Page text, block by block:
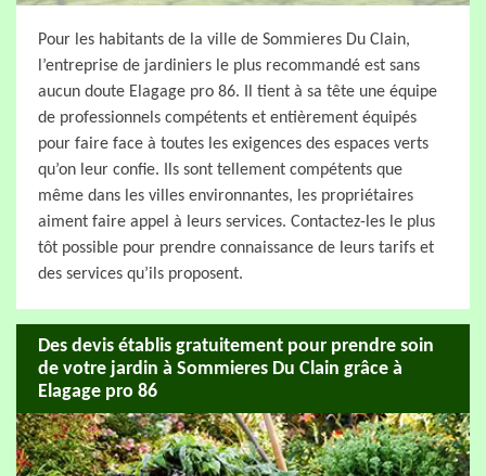
Pour les habitants de la ville de Sommieres Du Clain,
l’entreprise de jardiniers le plus recommandé est sans
aucun doute Elagage pro 86. Il tient à sa tête une équipe
de professionnels compétents et entièrement équipés
pour faire face à toutes les exigences des espaces verts
qu’on leur confie. Ils sont tellement compétents que
même dans les villes environnantes, les propriétaires
aiment faire appel à leurs services. Contactez-les le plus
tôt possible pour prendre connaissance de leurs tarifs et
des services qu’ils proposent.
Des devis établis gratuitement pour prendre soin
de votre jardin à Sommieres Du Clain grâce à
Elagage pro 86